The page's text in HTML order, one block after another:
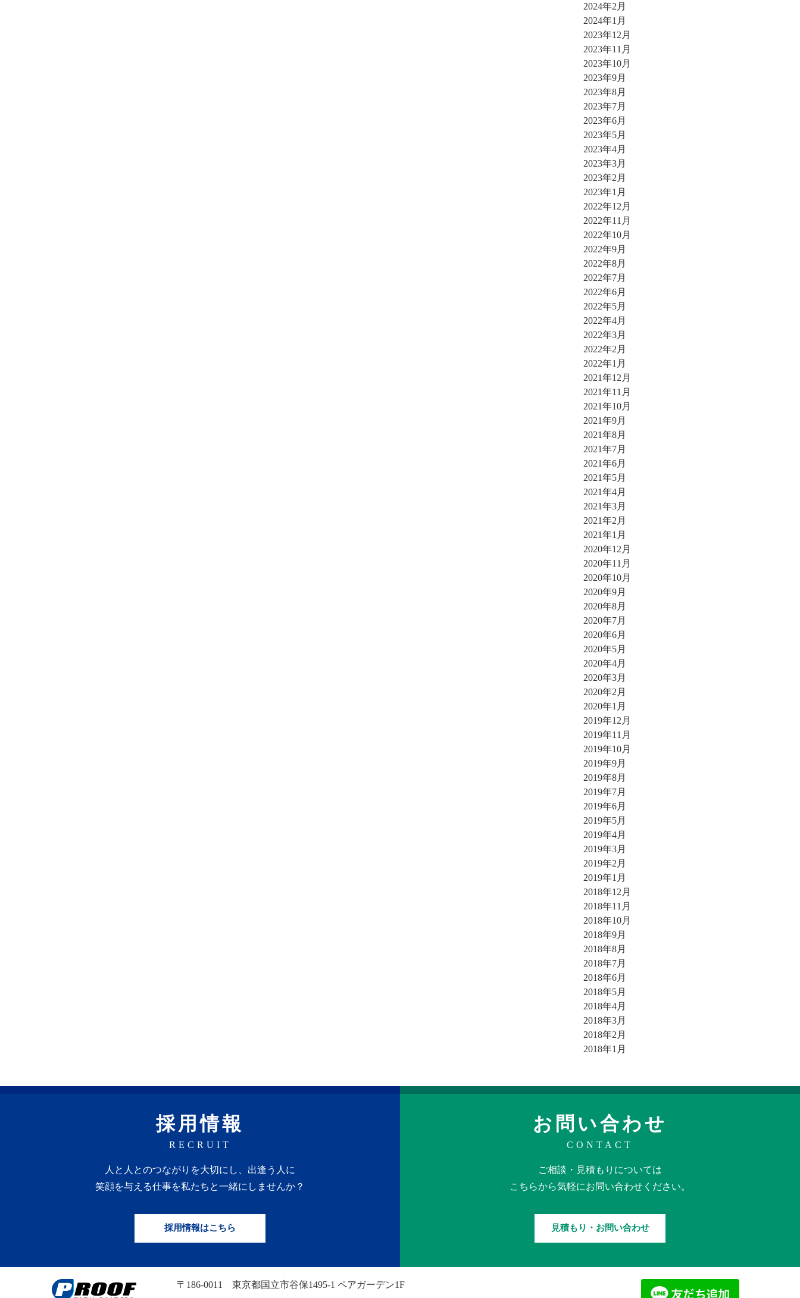
2024年2月
2024年1月
2023年12月
2023年11月
2023年10月
2023年9月
2023年8月
2023年7月
2023年6月
2023年5月
2023年4月
2023年3月
2023年2月
2023年1月
2022年12月
2022年11月
2022年10月
2022年9月
2022年8月
2022年7月
2022年6月
2022年5月
2022年4月
2022年3月
2022年2月
2022年1月
2021年12月
2021年11月
2021年10月
2021年9月
2021年8月
2021年7月
2021年6月
2021年5月
2021年4月
2021年3月
2021年2月
2021年1月
2020年12月
2020年11月
2020年10月
2020年9月
2020年8月
2020年7月
2020年6月
2020年5月
2020年4月
2020年3月
2020年2月
2020年1月
2019年12月
2019年11月
2019年10月
2019年9月
2019年8月
2019年7月
2019年6月
2019年5月
2019年4月
2019年3月
2019年2月
2019年1月
2018年12月
2018年11月
2018年10月
2018年9月
2018年8月
2018年7月
2018年6月
2018年5月
2018年4月
2018年3月
2018年2月
2018年1月
採用情報
RECRUIT
人と人とのつながりを大切にし、 出逢う人に
笑顔を与える仕事を私たちと一緒にしませんか？
採用情報はこちら
お問い合わせ
CONTACT
ご相談・見積もりについては
こちらから気軽にお問い合わせください。
見積もり・お問い合わせ
〒186-0011 東京都国立市谷保1495-1 ペアガーデン1F